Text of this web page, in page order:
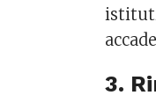
3.